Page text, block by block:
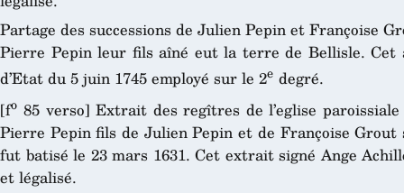
Partage des successions de Julien Pepin et Françoise
Pierre Pepin leur fils aîné eut la terre de Bellisle. Cet
d’Etat du 5 juin 1745 employé sur le 2e degré.
[fo 85 verso] Extrait des regîtres de l’eglise
Pierre Pepin fils de Julien Pepin et de Françoise
fut batisé le 23 mars 1631. Cet extrait signé Ange
et légalisé.